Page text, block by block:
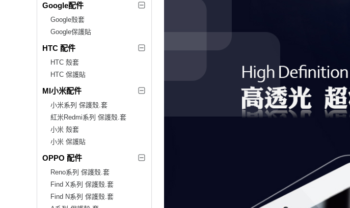
Google配件
Google殼套
Google保護貼
HTC 配件
HTC 殼套
HTC 保護貼
MI小米配件
小米系列 保護殼.套
紅米Redmi系列 保護殼.套
小米 殼套
小米 保護貼
OPPO 配件
Reno系列 保護殼.套
Find X系列 保護殼.套
Find N系列 保護殼.套